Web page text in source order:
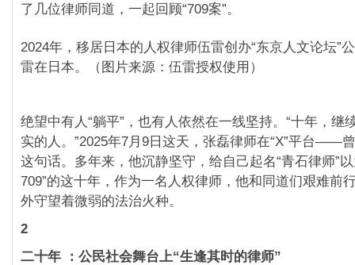
了几位律师同道，一起回顾“709案”。
2024年，移居日本的人权律师伍雷创办“东京人文论坛”
雷在日本。（图片来源：伍雷授权使用）
绝望中有人“躺平”，也有人依然在一线坚持。“十年，继
实的人。”2025年7月9日这天，张磊律师在“X”平台——
这句话。多年来，他沉静坚守，给自己起名“青石律师”
709”的这十年，作为一名人权律师，他和同道们艰难前
外守望着微弱的法治火种。
2
二十年
：公民社会舞台上“生逢其时的律师”